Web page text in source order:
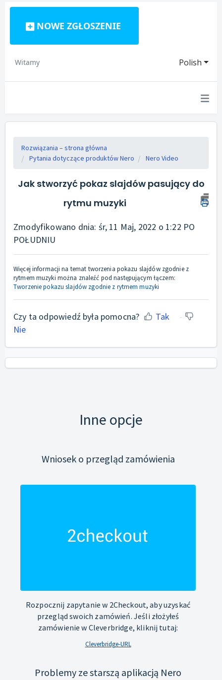
NOWE ZGŁOSZENIE
Polish
Witamy
Rozwiązania – strona główna
Pytania dotyczące produktów Nero
Nero Video
Jak stworzyć pokaz slajdów pasujący do
rytmu muzyki
Zmodyfikowano dnia: śr, 11 Maj, 2022 o 1:22 PO
POŁUDNIU
Więcej informacji na temat tworzenia pokazu slajdów zgodnie z
rytmem muzyki można znaleźć pod następującym łączem:
Tworzenie pokazu slajdów zgodnie z rytmem muzyki
Czy ta odpowiedź była pomocna?
Tak
Nie
Inne opcje
Wniosek o przegląd zamówienia
Rozpocznij zapytanie w 2Checkout, aby uzyskać
przegląd swoich zamówień. Jeśli złożyłeś
zamówienie w Cleverbridge, kliknij tutaj:
Cleverbridge-URL
Problemy ze starszą aplikacją Nero